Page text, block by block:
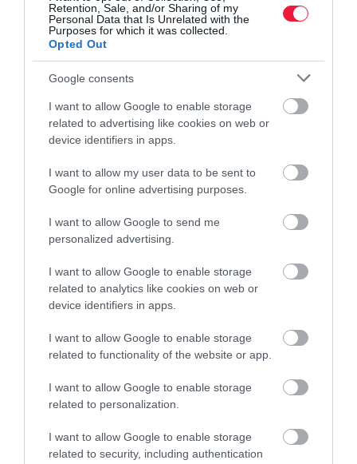
Retention, Sale, and/or Sharing of my
Personal Data that Is Unrelated with the
Purposes for which it was collected.
Opted Out
Google consents
I want to allow Google to enable storage
related to advertising like cookies on web or
device identifiers in apps.
I want to allow my user data to be sent to
Google for online advertising purposes.
I want to allow Google to send me
personalized advertising.
I want to allow Google to enable storage
related to analytics like cookies on web or
device identifiers in apps.
I want to allow Google to enable storage
related to functionality of the website or app.
I want to allow Google to enable storage
related to personalization.
I want to allow Google to enable storage
related to security, including authentication